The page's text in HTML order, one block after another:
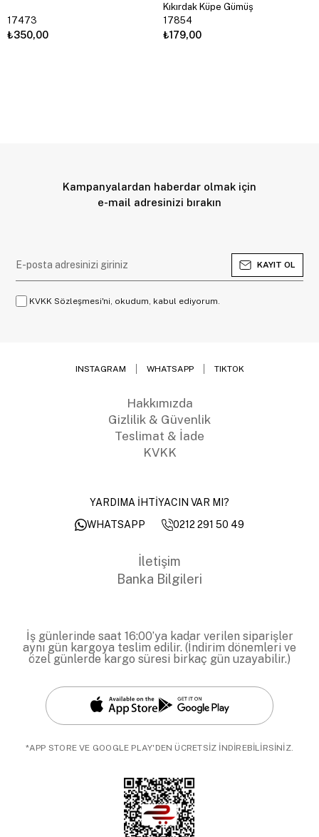
17473
₺350,00
Kıkırdak Küpe Gümüş
17854
₺179,00
Kampanyalardan haberdar olmak için
e-mail adresinizi bırakın
KAYIT OL
KVKK Sözleşmesi'ni, okudum, kabul ediyorum.
INSTAGRAM WHATSAPP TIKTOK
Hakkımızda
Gizlilik & Güvenlik
Teslimat & İade
KVKK
YARDIMA İHTİYACIN VAR MI?
WHATSAPP
0212 291 50 49
İletişim
Banka Bilgileri
İş günlerinde saat 16:00’ya kadar verilen siparişler
aynı gün kargoya teslim edilir. (İndirim dönemleri ve
özel günlerde kargo süresi birkaç gün uzayabilir.)
*APP STORE VE GOOGLE PLAY'DEN ÜCRETSİZ İNDİREBİLİRSİNİZ.